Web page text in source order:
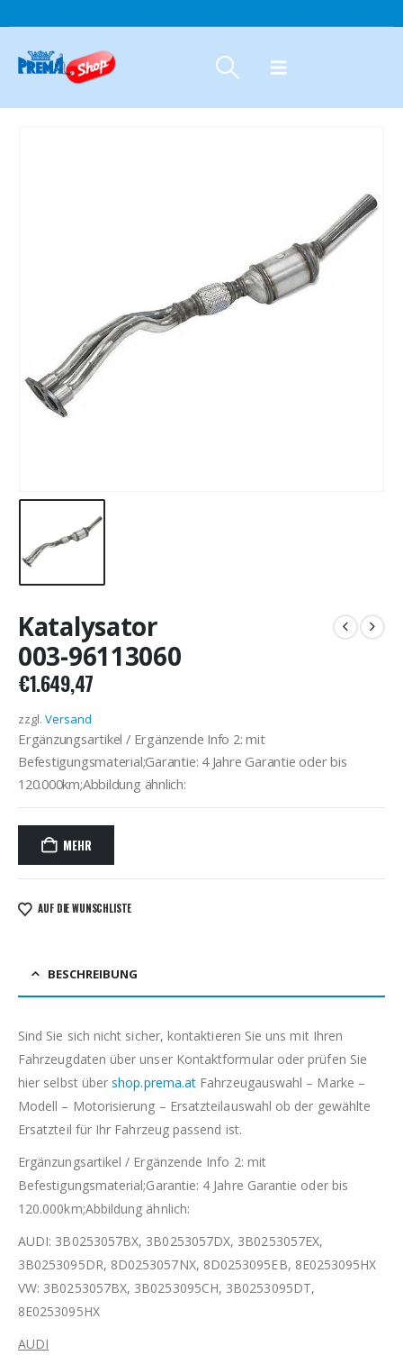
Katalysator
003-96113060
€1.649,47
zzgl. Versand
Ergänzungsartikel / Ergänzende Info 2: mit
Befestigungsmaterial;Garantie: 4 Jahre Garantie oder bis
120.000km;Abbildung ähnlich:
MEHR
AUF DIE WUNSCHLISTE
BESCHREIBUNG
Sind Sie sich nicht sicher, kontaktieren Sie uns mit Ihren
Fahrzeugdaten über unser Kontaktformular oder prüfen Sie
hier selbst übershop.prema.at Fahrzeugauswahl – Marke –
Modell – Motorisierung – Ersatzteilauswahl ob der gewählte
Ersatzteil für Ihr Fahrzeug passend ist.
Ergänzungsartikel / Ergänzende Info 2: mit
Befestigungsmaterial;Garantie: 4 Jahre Garantie oder bis
120.000km;Abbildung ähnlich:
AUDI: 3B0253057BX, 3B0253057DX, 3B0253057EX,
3B0253095DR, 8D0253057NX, 8D0253095EB, 8E0253095HX
VW: 3B0253057BX, 3B0253095CH, 3B0253095DT,
8E0253095HX
AUDI